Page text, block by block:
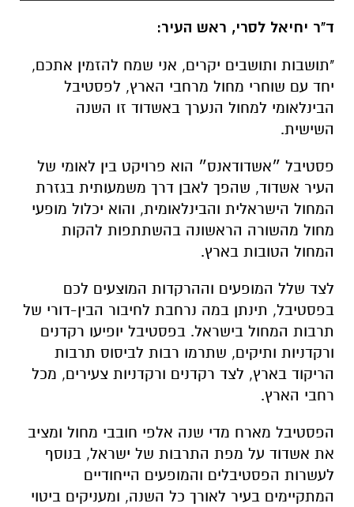
ד"ר יחיאל לסרי, ראש העיר:
"תושבות ותושבים יקרים, אני שמח להזמין אתכם,
יחד עם שוחרי מחול מרחבי הארץ, לפסטיבל
הבינלאומי למחול הנערך באשדוד זו השנה
השישית.
פסטיבל ״אשדודאנס״ הוא פרויקט בין לאומי של
העיר אשדוד, שהפך לאבן דרך משמעותית בגזרת
המחול הישראלית והבינלאומית, והוא יכלול מופעי
מחול מהשורה הראשונה בהשתתפות להקות
המחול הטובות בארץ.
לצד שלל המופעים וההרקדות המוצעים לכם
בפסטיבל, תינתן במה נרחבת לחיבור הבין-דורי של
תרבות המחול בישראל. בפסטיבל יופיעו רקדנים
ורקדניות ותיקים, שתרמו רבות לביסוס תרבות
הריקוד בארץ, לצד רקדנים ורקדניות צעירים, מכל
רחבי הארץ.
הפסטיבל מארח מדי שנה אלפי חובבי מחול ומציב
את אשדוד על מפת התרבות של ישראל, בנוסף
לעשרות הפסטיבלים והמופעים הייחודיים
המתקיימים בעיר לאורך כל השנה, ומעניקים ביטוי